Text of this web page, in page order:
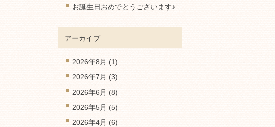
お誕生日おめでとうございます♪
アーカイブ
2026年8月 (1)
2026年7月 (3)
2026年6月 (8)
2026年5月 (5)
2026年4月 (6)